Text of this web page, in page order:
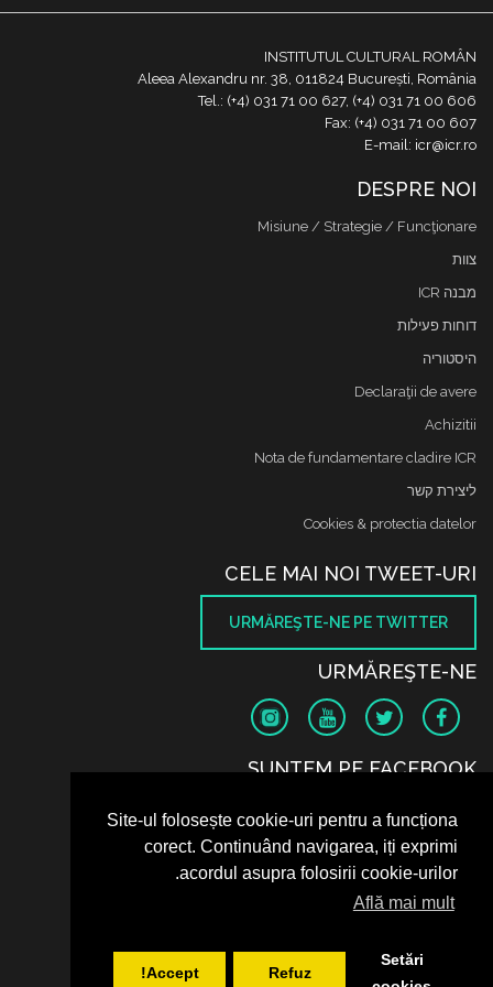
Site-ul folosește cookie-uri pentru a funcționa
corect. Continuând navigarea, iți exprimi
acordul asupra folosirii cookie-urilor.
Află mai mult
Setări
Refuz
Accept!
INSTITUTUL CULTURAL ROMÂN
Aleea Alexandru nr. 38, 011824 București, România
Tel.: (+4) 031 71 00 627, (+4) 031 71 00 606
Fax: (+4) 031 71 00 607
E-mail: icr@icr.ro
DESPRE NOI
Misiune / Strategie / Funcţionare
צוות
מבנה ICR
דוחות פעילות
היסטוריה
Declaraţii de avere
Achizitii
Nota de fundamentare cladire ICR
ליצירת קשר
Cookies & protectia datelor
CELE MAI NOI TWEET-URI
URMĂREŞTE-NE PE TWITTER
URMĂREŞTE-NE
SUNTEM PE FACEBOOK